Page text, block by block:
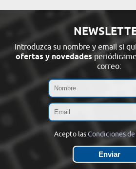
Introduzca su nombre y email si
ofertas y novedades
correo:
Acepto lasCondiciones de